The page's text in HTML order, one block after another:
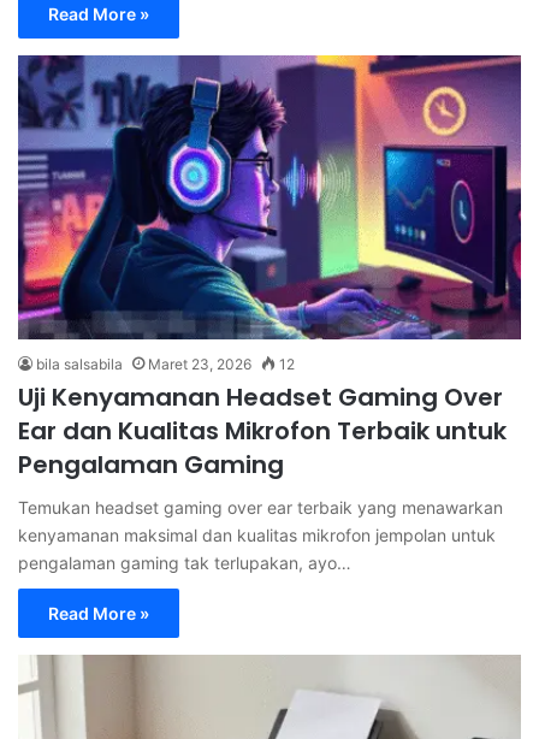
Read More »
bila salsabila Maret 23, 2026 12
Uji Kenyamanan Headset Gaming Over
Ear dan Kualitas Mikrofon Terbaik untuk
Pengalaman Gaming
Temukan headset gaming over ear terbaik yang menawarkan
kenyamanan maksimal dan kualitas mikrofon jempolan untuk
pengalaman gaming tak terlupakan, ayo…
Read More »